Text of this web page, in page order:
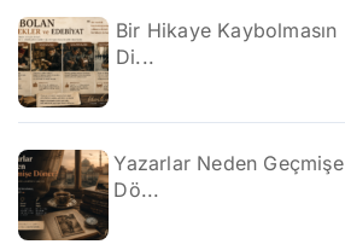
Bir Hikaye Kaybolmasın
Di...
Yazarlar Neden Geçmişe
Dö...